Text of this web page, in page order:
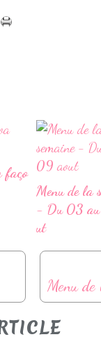
faço
Menu de la
- Du 03
ut